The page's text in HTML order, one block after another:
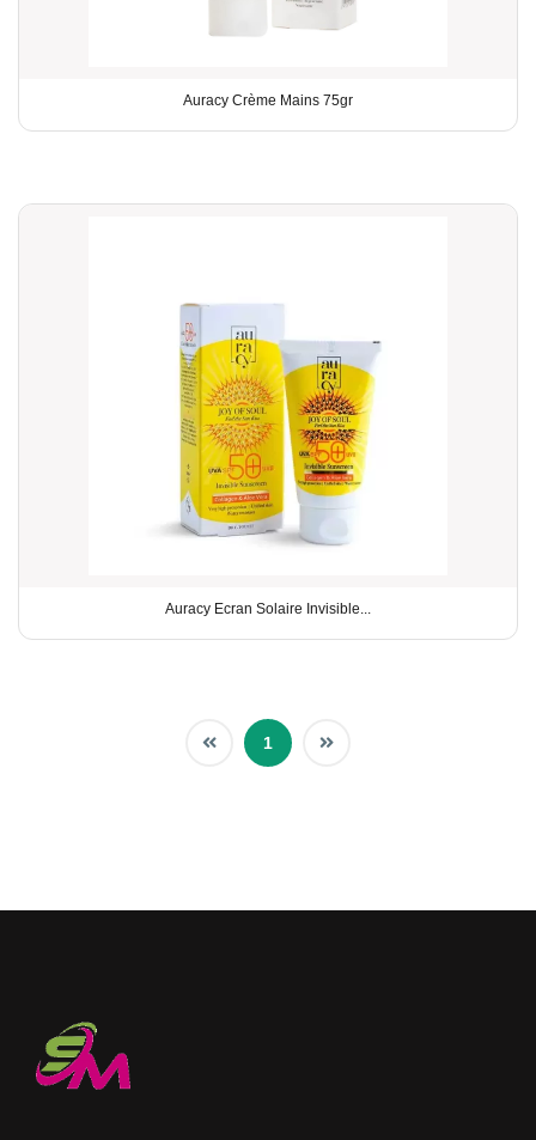
Auracy Crème Mains 75gr
Auracy Ecran Solaire Invisible...
1